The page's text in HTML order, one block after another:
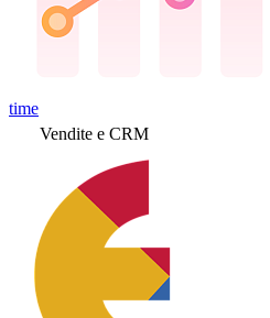
time
Vendite e CRM